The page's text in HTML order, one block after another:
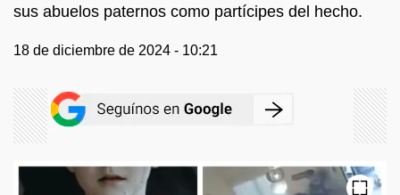
sus abuelos paternos como partícipes del hecho.
18 de diciembre de 2024 - 10:21